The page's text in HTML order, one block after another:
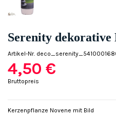
Serenity dekorative
Artikel-Nr.
4,50 €
Bruttopreis
Kerzenpflanze Novene mit Bild